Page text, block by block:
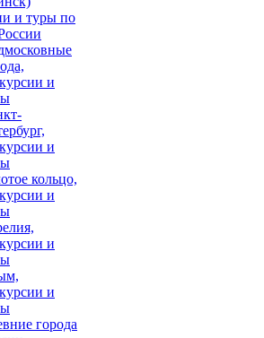
и туры по
и
и
кольцо,
и
и
и
города